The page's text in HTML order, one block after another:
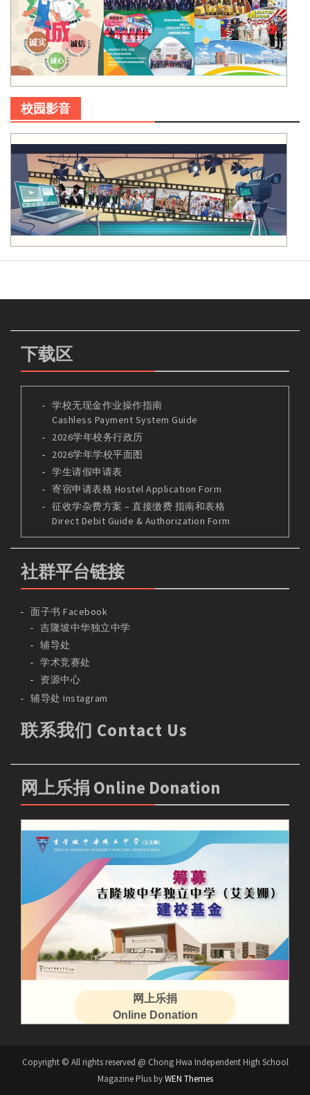
校园影音
下载区
学校无现金作业操作指南
Cashless Payment System Guide
2026学年校务行政历
2026学年学校平面图
学生请假申请表
寄宿申请表格 Hostel Application Form
征收学杂费方案 – 直接缴费 指南和表格
Direct Debit Guide & Authorization Form
社群平台链接
面子书 Facebook
吉隆坡中华独立中学
辅导处
学术竞赛处
资源中心
辅导处 Instagram
联系我们 Contact Us
网上乐捐 Online Donation
网上乐捐
Online Donation
Copyright © All rights reserved @ Chong Hwa Independent High School
Magazine Plus byWEN Themes